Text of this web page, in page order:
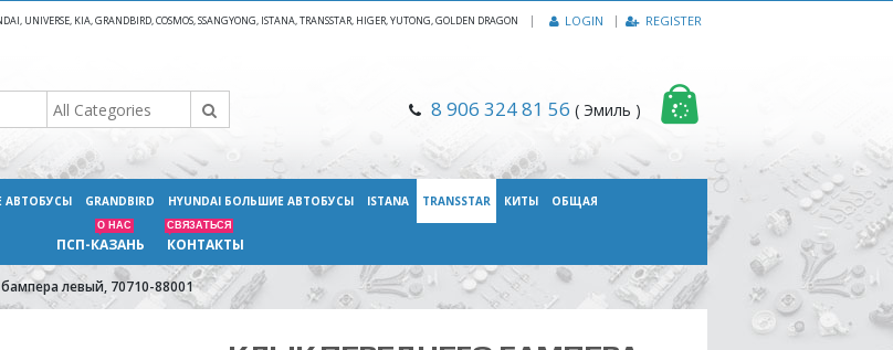
KIA, GRANDBIRD, COSMOS, SSANGYONG, ISTANA, TRANSSTAR, HIGER, YUTONG, GOLDEN DRAGON | LOGIN REGISTER
8 906 324 81 56 ( Эмиль )
АВТОБУСЫ GRANDBIRD HYUNDAI БОЛЬШИЕ АВТОБУСЫ ISTANA TRANSSTAR КИТЫ ОБЩАЯ
ПСП-КАЗАНЬ
О НАС
КОНТАКТЫ
СВЯЗАТЬСЯ
левый, 70710-88001